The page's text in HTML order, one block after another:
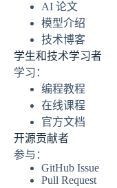
AI 论文
模型介绍
技术博客
学生和技术学习者
学习：
编程教程
在线课程
官方文档
开源贡献者
参与：
GitHub Issue
Pull Request